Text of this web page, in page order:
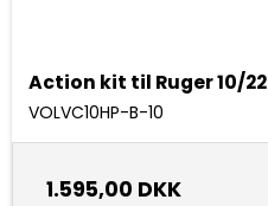
Action kit til Ruger 10/22
VOLVC10HP-B-10
1.595,00 DKK